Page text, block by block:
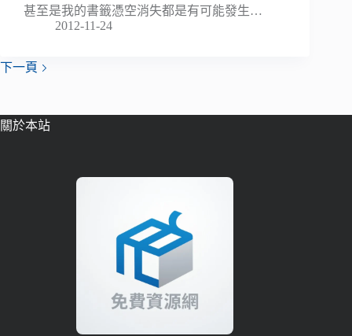
甚至是我的書籤憑空消失都是有可能發生…
2012-11-24
下一頁
關於本站